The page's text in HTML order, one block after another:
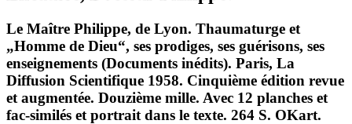
Le Maître Philippe, de Lyon. Thaumaturge et
„Homme de Dieu“, ses prodiges, ses guérisons, ses
enseignements (Documents inédits). Paris, La
Diffusion Scientifique 1958. Cinquième édition revue
et augmentée. Douzième mille. Avec 12 planches et
fac-similés et portrait dans le texte. 264 S. OKart.